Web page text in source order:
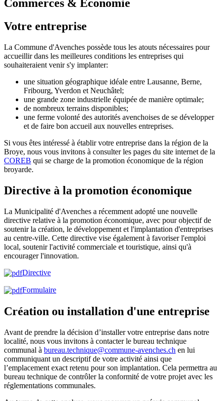
Commerces & Economie
Votre entreprise
La Commune d'Avenches possède tous les atouts nécessaires pour
accueillir dans les meilleures conditions les entreprises qui
souhaiteraient venir s'y implanter:
une situation géographique idéale entre Lausanne, Berne,
Fribourg, Yverdon et Neuchâtel;
une grande zone industrielle équipée de manière optimale;
de nombreux terrains disponibles;
une ferme volonté des autorités avenchoises de se développer
et de faire bon accueil aux nouvelles entreprises.
Si vous êtes intéressé à établir votre entreprise dans la région de la
Broye, nous vous invitons à consulter les pages du site internet de la
COREB qui se charge de la promotion économique de la région
broyarde.
Directive à la promotion économique
La Municipalité d'Avenches a récemment adopté une nouvelle
directive relative à la promotion économique, avec pour objectif de
soutenir la création, le développement et l'implantation d'entreprises
au centre-ville. Cette directive vise également à favoriser l'emploi
local, soutenir l'activité commerciale et touristique, ainsi qu'à
encourager l'innovation.
Directive
Formulaire
Création ou installation d'une entreprise
Avant de prendre la décision d’installer votre entreprise dans notre
localité, nous vous invitons à contacter le bureau technique
communal à bureau.technique@commune-avenches.ch en lui
communiquant un descriptif de votre activité ainsi que
l’emplacement exact retenu pour son implantation. Cela permettra au
bureau technique de contrôler la conformité de votre projet avec les
réglementations communales.